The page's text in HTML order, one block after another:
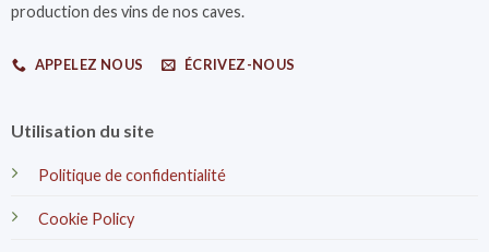
production des vins de nos caves.
APPELEZ NOUS ÉCRIVEZ-NOUS
Utilisation du site
Politique de confidentialité
Cookie Policy